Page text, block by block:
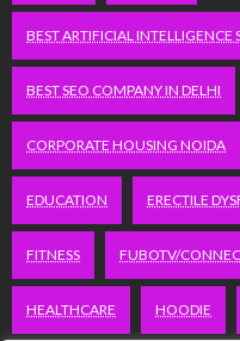
BEST ARTIFICIAL INTELLIGENCE
BEST SEO COMPANY IN DELHI
CORPORATE HOUSING NOIDA
EDUCATION ERECTILE
FITNESS FUBOTV/
HEALTHCARE HOODIE